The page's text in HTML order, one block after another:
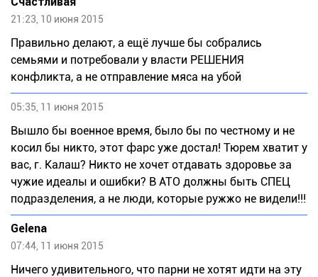
21:23, 10 июня 2015
Правильно делают, а ещё лучше бы собрались
семьями и потребовали у власти РЕШЕНИЯ
конфликта, а не отправление мяса на убой
05:35, 11 июня 2015
Вышло бы военное время, было бы по честному и не
косил бы никто, этот фарс уже достал! Тюрем хватит у
вас, г. Калаш? Никто не хочет отдавать здоровье за
чужие идеалы и ошибки? В АТО должны быть СПЕЦ
подразделения, а не люди, которые ружжо не видели!!!
Gelena
07:44, 11 июня 2015
Ничего удивительного, что парни не хотят идти на эту